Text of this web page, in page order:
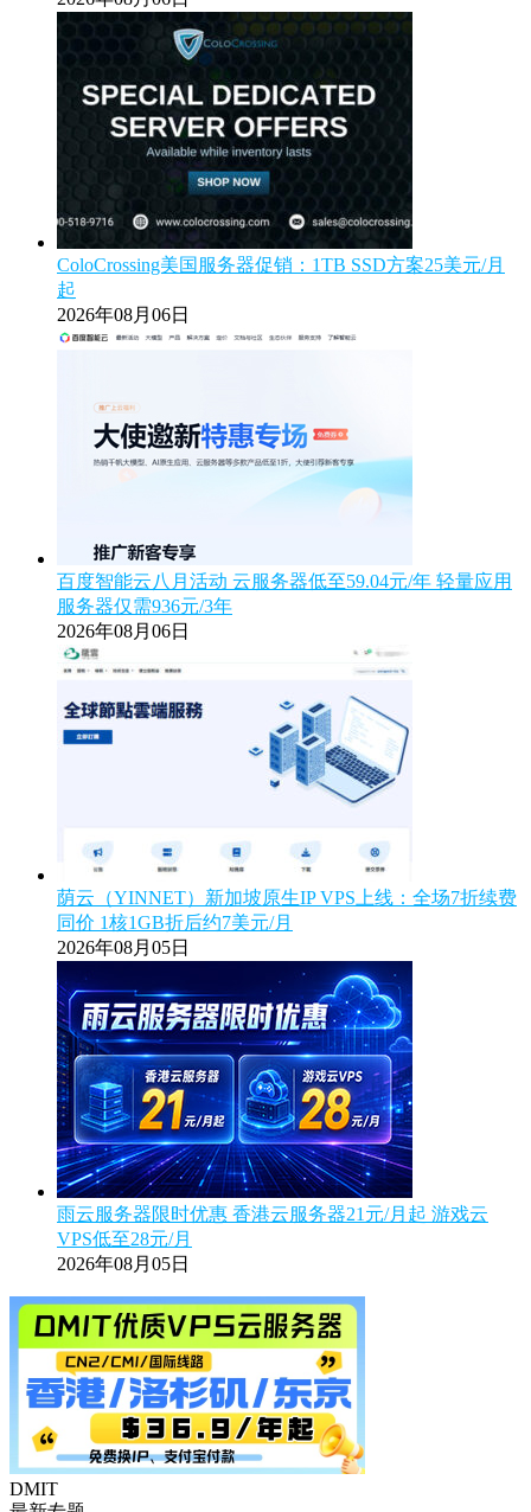
ColoCrossing美国服务器促销：1TB SSD方案25美元/月
起
2026年08月06日
百度智能云八月活动 云服务器低至59.04元/年 轻量应用
服务器仅需936元/3年
2026年08月06日
荫云（YINNET）新加坡原生IP VPS上线：全场7折续费
同价 1核1GB折后约7美元/月
2026年08月05日
雨云服务器限时优惠 香港云服务器21元/月起 游戏云
VPS低至28元/月
2026年08月05日
DMIT